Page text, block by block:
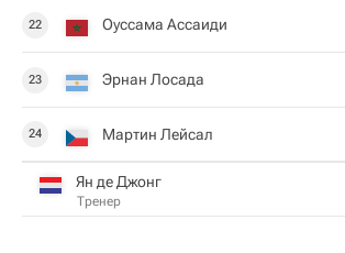
22 Оуссама Ассаиди
23 Эрнан Лосада
24 Мартин Лейсал
Ян де Джонг
Тренер